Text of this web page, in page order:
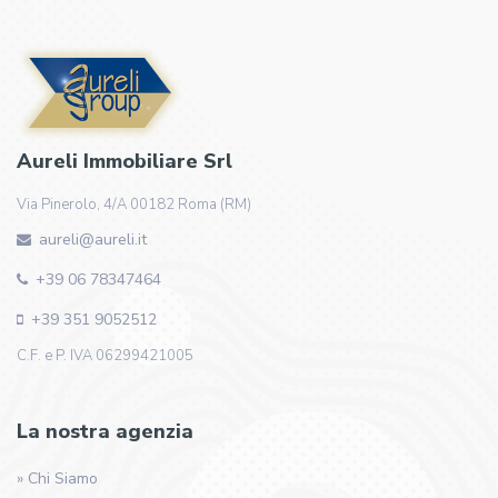
Aureli Immobiliare Srl
Via Pinerolo, 4/A 00182 Roma (RM)
aureli@aureli.it
+39 06 78347464
+39 351 9052512
C.F. e P. IVA 06299421005
La nostra agenzia
» Chi Siamo